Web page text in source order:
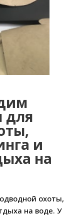
для
и
на
охоты,
на воде. У